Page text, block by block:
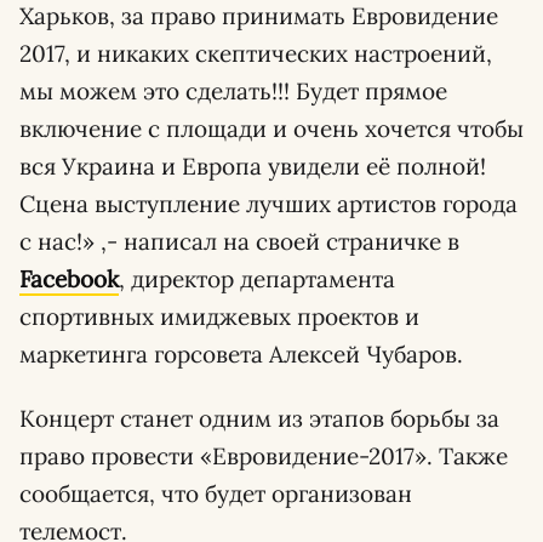
Харьков, за право принимать Евровидение
2017, и никаких скептических настроений,
мы можем это сделать!!! Будет прямое
включение с площади и очень хочется чтобы
вся Украина и Европа увидели её полной!
Сцена выступление лучших артистов города
с нас!» ,- написал на своей страничке в
Facebook, директор департамента
спортивных имиджевых проектов и
маркетинга горсовета Алексей Чубаров.
Концерт станет одним из этапов борьбы за
право провести «Евровидение-2017». Также
сообщается, что будет организован
телемост.